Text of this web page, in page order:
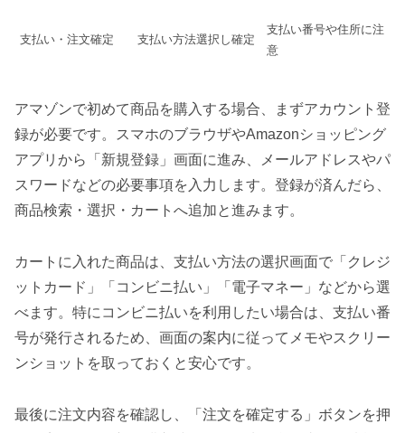
支払い・注文確定 支払い方法選択し確定
支払い番号や住所に注
意
アマゾンで初めて商品を購入する場合、まずアカウント登
録が必要です。スマホのブラウザやAmazonショッピング
アプリから「新規登録」画面に進み、メールアドレスやパ
スワードなどの必要事項を入力します。登録が済んだら、
商品検索・選択・カートへ追加と進みます。
カートに入れた商品は、支払い方法の選択画面で「クレジ
ットカード」「コンビニ払い」「電子マネー」などから選
べます。特にコンビニ払いを利用したい場合は、支払い番
号が発行されるため、画面の案内に従ってメモやスクリー
ンショットを取っておくと安心です。
最後に注文内容を確認し、「注文を確定する」ボタンを押